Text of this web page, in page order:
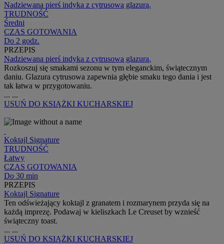
Nadziewana pierś indyka z cytrusową glazurą.
TRUDNOŚĆ
Średni
CZAS GOTOWANIA
Do 2 godz.
PRZEPIS
Nadziewana pierś indyka z cytrusową glazurą.
Rozkoszuj się smakami sezonu w tym eleganckim, świątecznym
daniu. Glazura cytrusowa zapewnia głębie smaku tego dania i jest
tak łatwa w przygotowaniu.
... ...
USUŃ DO KSIĄŻKI KUCHARSKIEJ
Koktajl Signature
TRUDNOŚĆ
Łatwy
CZAS GOTOWANIA
Do 30 min
PRZEPIS
Koktajl Signature
Ten odświeżający koktajl z granatem i rozmarynem przyda się na
każdą imprezę. Podawaj w kieliszkach Le Creuset by wznieść
świąteczny toast.
... ...
USUŃ DO KSIĄŻKI KUCHARSKIEJ